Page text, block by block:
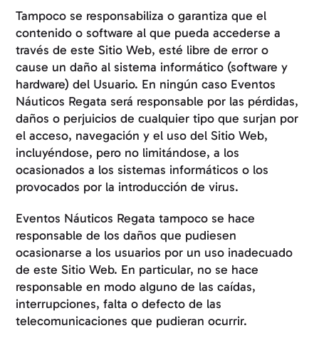
Tampoco se responsabiliza o garantiza que el
contenido o software al que pueda accederse a
través de este Sitio Web, esté libre de error o
cause un daño al sistema informático (software y
hardware) del Usuario. En ningún caso Eventos
Náuticos Regata será responsable por las pérdidas,
daños o perjuicios de cualquier tipo que surjan por
el acceso, navegación y el uso del Sitio Web,
incluyéndose, pero no limitándose, a los
ocasionados a los sistemas informáticos o los
provocados por la introducción de virus.
Eventos Náuticos Regata tampoco se hace
responsable de los daños que pudiesen
ocasionarse a los usuarios por un uso inadecuado
de este Sitio Web. En particular, no se hace
responsable en modo alguno de las caídas,
interrupciones, falta o defecto de las
telecomunicaciones que pudieran ocurrir.